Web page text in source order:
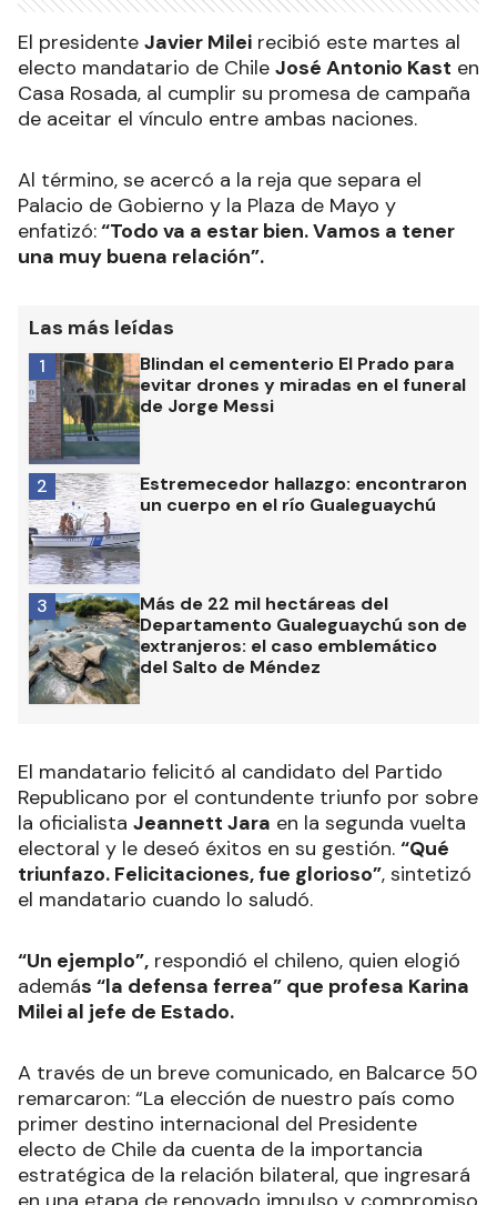
El presidente Javier Milei recibió este martes al
electo mandatario de Chile José Antonio Kast en
Casa Rosada, al cumplir su promesa de campaña
de aceitar el vínculo entre ambas naciones.
Al término, se acercó a la reja que separa el
Palacio de Gobierno y la Plaza de Mayo y
enfatizó:“Todo va a estar bien. Vamos a tener
una muy buena relación”.
Las más leídas
Blindan el cementerio El Prado para
evitar drones y miradas en el funeral
de Jorge Messi
1
Estremecedor hallazgo: encontraron
un cuerpo en el río Gualeguaychú
2
Más de 22 mil hectáreas del
Departamento Gualeguaychú son de
extranjeros: el caso emblemático
del Salto de Méndez
3
El mandatario felicitó al candidato del Partido
Republicano por el contundente triunfo por sobre
la oficialista Jeannett Jara en la segunda vuelta
electoral y le deseó éxitos en su gestión. “Qué
triunfazo. Felicitaciones, fue glorioso”, sintetizó
el mandatario cuando lo saludó.
“Un ejemplo”, respondió el chileno, quien elogió
además “la defensa ferrea” que profesa Karina
Milei al jefe de Estado.
A través de un breve comunicado, en Balcarce 50
remarcaron: “La elección de nuestro país como
primer destino internacional del Presidente
electo de Chile da cuenta de la importancia
estratégica de la relación bilateral, que ingresará